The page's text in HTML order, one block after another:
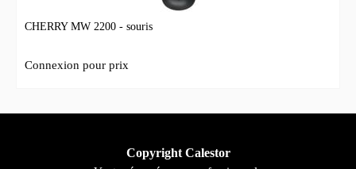
CHERRY MW 2200 - souris
Connexion pour prix
Copyright Calestor